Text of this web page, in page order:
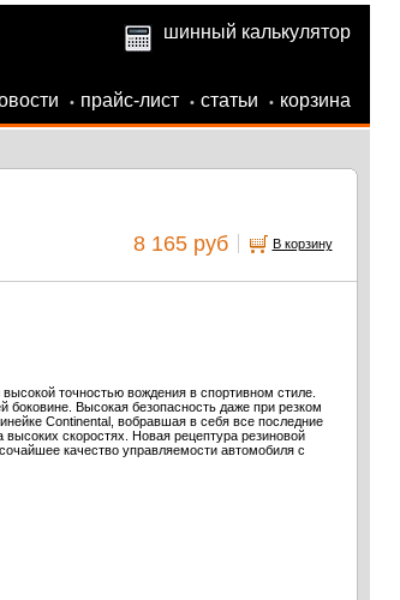
шинный калькулятор
• прайс-лист • статьи • корзина
8 165 руб В корзину
точностью вождения в спортивном стиле.
Высокая безопасность даже при резком
Continental, вобравшая в себя все последние
скоростях. Новая рецептура резиновой
качество управляемости автомобиля с